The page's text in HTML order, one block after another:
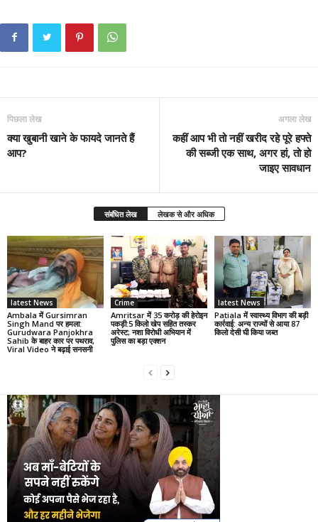
पिछला लेख
क्या खुबानी खाने के फायदे जानते हैं
आप?
अगला लेख
कहीं आप भी तो नहीं खरीद रहे पूरे हफ्ते
की सब्जी एक साथ, अगर हां, तो हो
जाइए सावधान
संबंधित लेख लेखक से और अधिक
latest News
Ambala में Gursimran
Singh Mand पर हमला:
Gurudwara Panjokhra
Sahib के बाहर कार पर पथराव,
Viral Video ने बढ़ाई सनसनी
Crime
Amritsar में 35 करोड़ की हेरोइन
पकड़ी:5 किलो खेप सहित तस्कर
अरेस्ट; नशा विरोधी अभियान में
पुलिस का बड़ा एक्शन
latest News
Patiala में स्वास्थ्य विभाग की बड़ी
कार्रवाई: अन्य राज्यों से आया 87
किलो देसी घी किया जब्त